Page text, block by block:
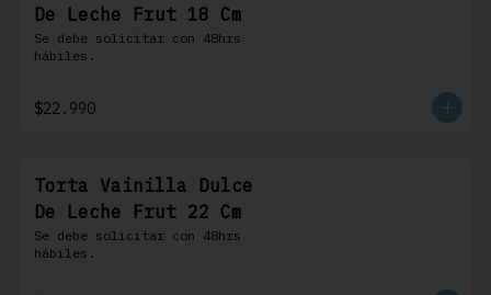
De Leche Frut 18 Cm
Se debe solicitar con 48hrs
hábiles.
$22.990
Torta Vainilla Dulce
De Leche Frut 22 Cm
Se debe solicitar con 48hrs
hábiles.